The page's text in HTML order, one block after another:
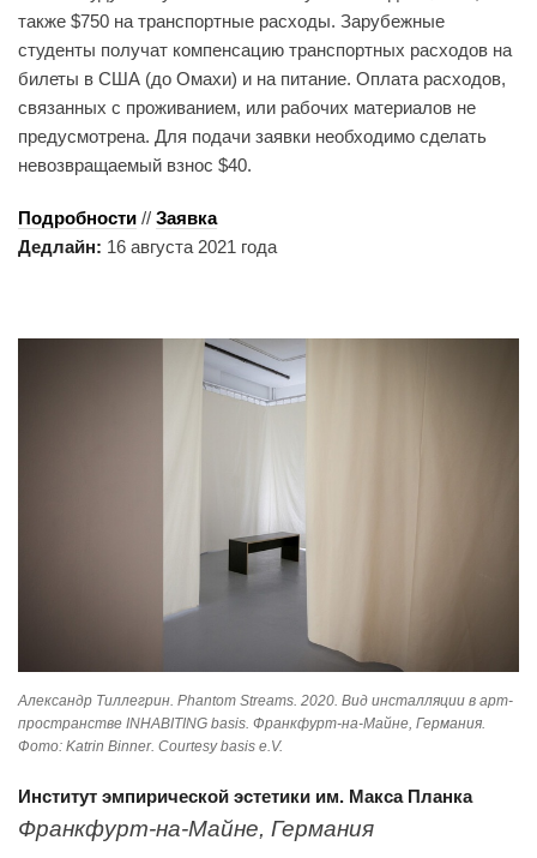
также $750 на транспортные расходы. Зарубежные
студенты получат компенсацию транспортных расходов на
билеты в США (до Омахи) и на питание. Оплата расходов,
связанных с проживанием, или рабочих материалов не
предусмотрена. Для подачи заявки необходимо сделать
невозвращаемый взнос $40.
Подробности // Заявка
Дедлайн: 16 августа 2021 года
Александр Тиллегрин. Phantom Streams. 2020. Вид инсталляции в арт-
пространстве INHABITING basis. Франкфурт-на-Майне, Германия.
Фото: Katrin Binner. Courtesy basis e.V.
Институт эмпирической эстетики им. Макса Планка
Франкфурт-на-Майне, Германия